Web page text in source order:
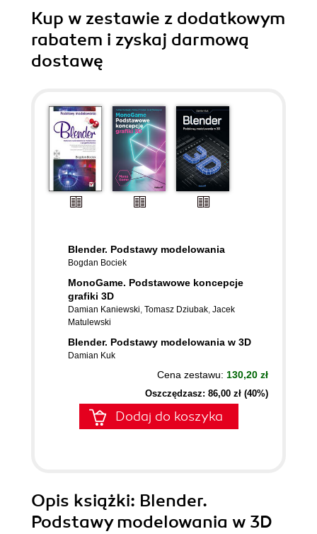
Kup w zestawie z dodatkowym
rabatem i zyskaj darmową
dostawę
Blender. Podstawy modelowania
Bogdan Bociek
MonoGame. Podstawowe koncepcje
grafiki 3D
Damian Kaniewski, Tomasz Dziubak, Jacek
Matulewski
Blender. Podstawy modelowania w 3D
Damian Kuk
Cena zestawu: 130,20 zł
Oszczędzasz: 86,00 zł (40%)
Dodaj do koszyka
Opis książki: Blender.
Podstawy modelowania w 3D